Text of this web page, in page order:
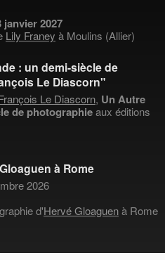
janvier 2027
Lily Franey à Moulins (Allier)
: un demi-siècle de
Le Diascorn"
Le Diascorn, Un Autre
de photographieaux éditions
à Rome
2026
d'Hervé Gloaguenà Rome